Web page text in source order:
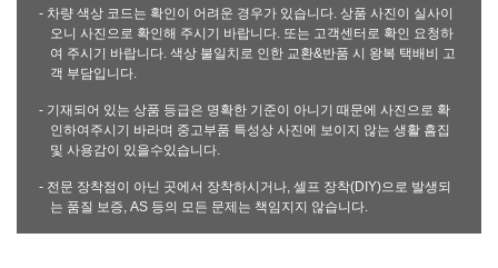
- 차량 색상 코드는 확인이 어려운 경우가 있습니다. 상품 사진이 실사이
오니 사진으로 확인해 주시기 바랍니다. 또는 고객센터로 확인 요청하
여 주시기 바랍니다. 색상 불일치로 인한 교환&반품 시 왕복 택배비 고
객 부담입니다.
- 기재되어 있는 상품 등급은 명확한 기준이 아니기 때문에 사진으로 확
인하여주시기 바라며 중고부품 특성상 사진에 보이지 않는 생활 흠집
및 사용감이 있을수있습니다.
- 전문 장착점이 아닌 곳에서 장착하시거나, 셀프 장착(DIY)으로 발생되
는 품질 보증, AS 등의 모든 문제는 책임지지 않습니다.